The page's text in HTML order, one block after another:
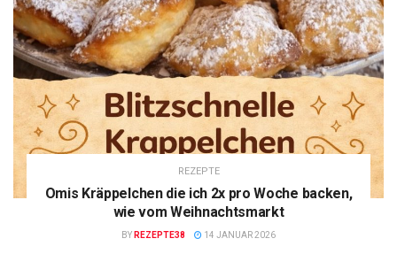
REZEPTE
Omis Kräppelchen die ich 2x pro Woche backen,
wie vom Weihnachtsmarkt
BY REZEPTE38 14 JANUAR 2026